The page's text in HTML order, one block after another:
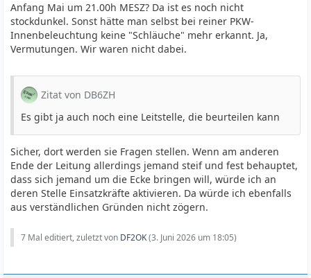
Anfang Mai um 21.00h MESZ? Da ist es noch nicht
stockdunkel. Sonst hätte man selbst bei reiner PKW-
Innenbeleuchtung keine "Schläuche" mehr erkannt. Ja,
Vermutungen. Wir waren nicht dabei.
Zitat von DB6ZH
Es gibt ja auch noch eine Leitstelle, die beurteilen kann
Sicher, dort werden sie Fragen stellen. Wenn am anderen
Ende der Leitung allerdings jemand steif und fest behauptet,
dass sich jemand um die Ecke bringen will, würde ich an
deren Stelle Einsatzkräfte aktivieren. Da würde ich ebenfalls
aus verständlichen Gründen nicht zögern.
7 Mal editiert, zuletzt von DF2OK(3. Juni 2026 um 18:05)